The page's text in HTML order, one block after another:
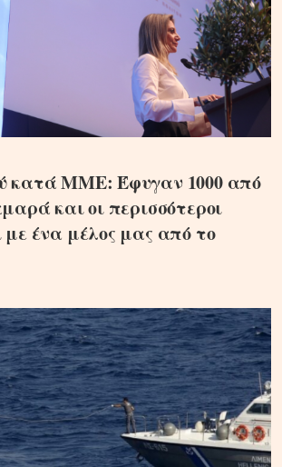
κατά ΜΜΕ: Έφυγαν 1000 από
και οι περισσότεροι
με ένα μέλος μας από το